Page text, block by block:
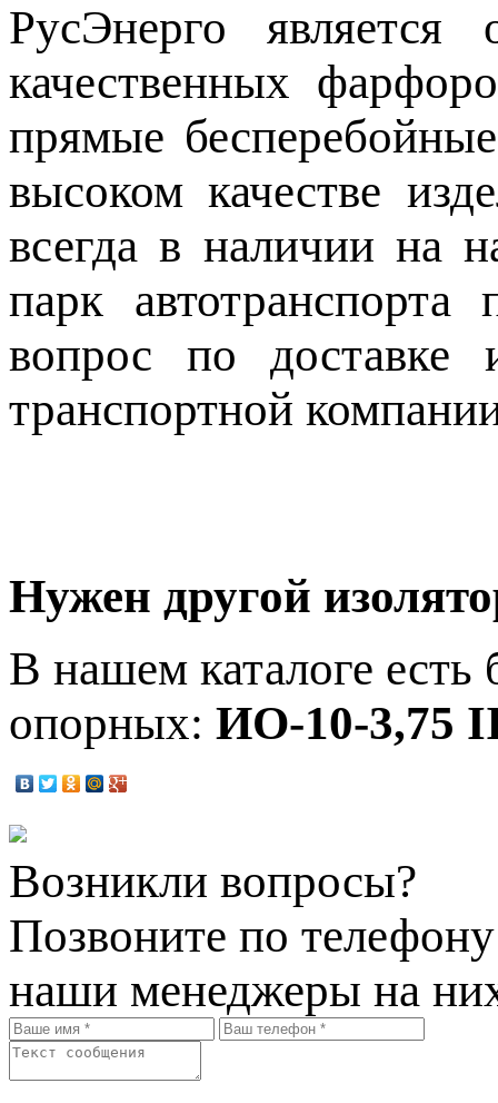
РусЭнерго является
качественных
прямые
высоком качестве
всегда в наличии на
парк
вопрос по доставке
транспортной
Нужен другой
В нашем каталоге есть
опорных: ИО-10-3,75
Возникли вопросы?
Позвоните по
наши менеджеры на